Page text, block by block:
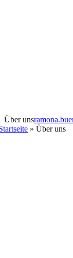
Über uns
»Über uns